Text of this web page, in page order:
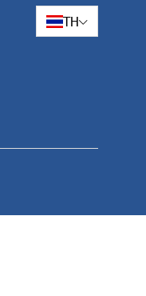
TH